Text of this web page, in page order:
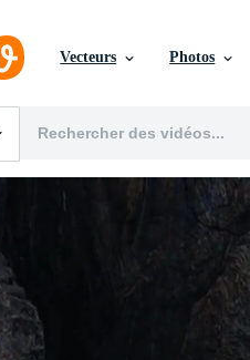
Vecteurs Photos